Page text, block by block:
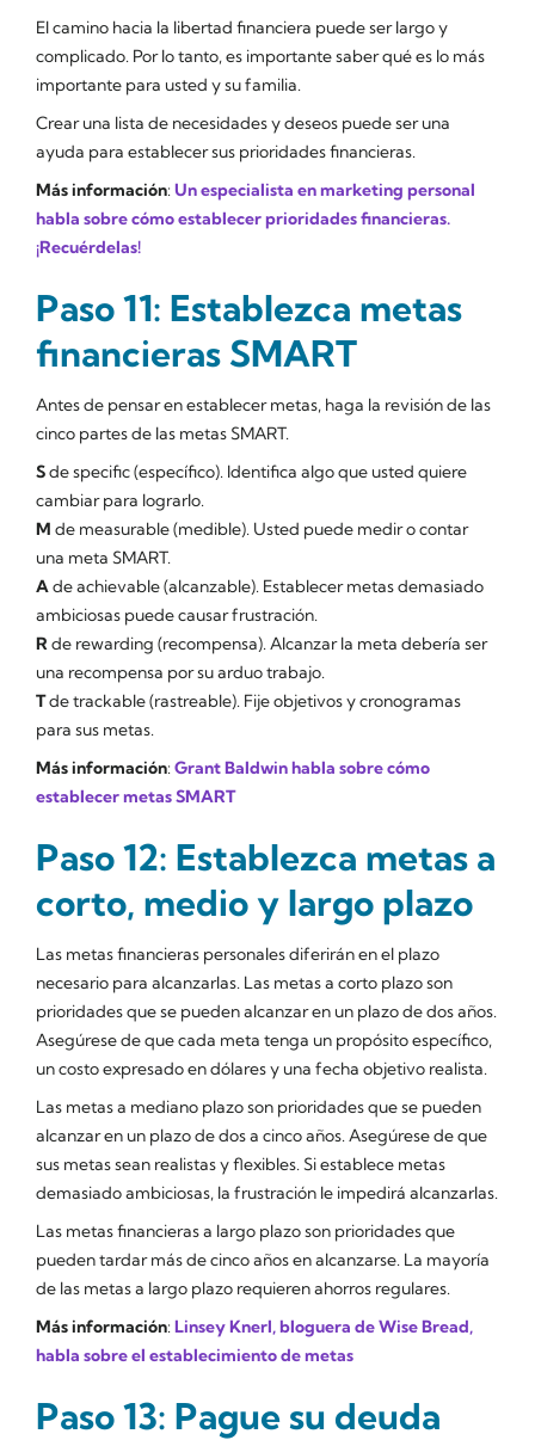
El camino hacia la libertad financiera puede ser largo y
complicado. Por lo tanto, es importante saber qué es lo más
importante para usted y su familia.
Crear una lista de necesidades y deseos puede ser una
ayuda para establecer sus prioridades financieras.
Más información: Un especialista en marketing personal
habla sobre cómo establecer prioridades financieras.
¡Recuérdelas!
Paso 11: Establezca metas
financieras SMART
Antes de pensar en establecer metas, haga la revisión de las
cinco partes de las metas SMART.
Sdespecific (específico). Identifica algo que usted quiere
cambiar para lograrlo.
M de measurable (medible). Usted puede medir o contar
una meta SMART.
A deachievable (alcanzable). Establecer metas demasiado
ambiciosas puede causar frustración.
R de rewarding (recompensa). Alcanzar la meta debería ser
una recompensa por su arduo trabajo.
Tdetrackable (rastreable). Fije objetivos y cronogramas
para sus metas.
Más información: Grant Baldwin habla sobre cómo
establecer metas SMART
Paso 12: Establezca metas a
corto, medio y largo plazo
Las metas financieras personales diferirán en el plazo
necesario para alcanzarlas. Las metas a corto plazo son
prioridades que se pueden alcanzar en un plazo de dos años.
Asegúrese de que cada meta tenga un propósito específico,
un costo expresado en dólares y una fecha objetivo realista.
Las metas a mediano plazo son prioridades que se pueden
alcanzar en un plazo de dos a cinco años. Asegúrese de que
sus metas sean realistas y flexibles. Si establece metas
demasiado ambiciosas, la frustración le impedirá alcanzarlas.
Las metas financieras a largo plazo son prioridades que
pueden tardar más de cinco años en alcanzarse. La mayoría
de las metas a largo plazo requieren ahorros regulares.
Más información: Linsey Knerl, bloguera de Wise Bread,
habla sobre el establecimiento de metas
Paso 13: Pague su deuda